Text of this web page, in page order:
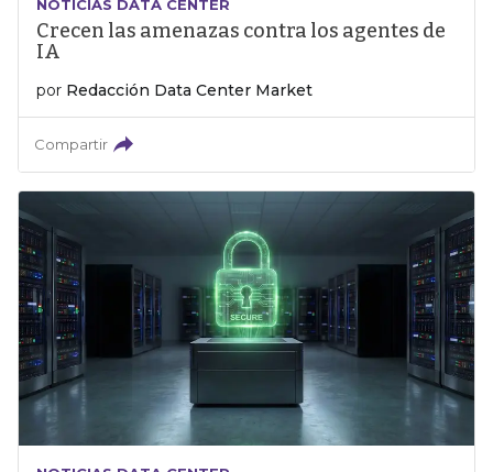
NOTICIAS DATA CENTER
Crecen las amenazas contra los agentes de
IA
por Redacción Data Center Market
Compartir